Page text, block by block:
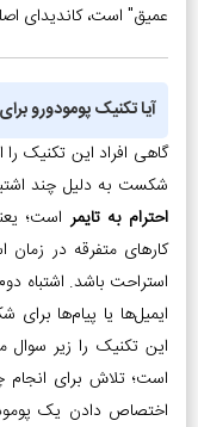
عمیق" است، کاندیدای
آیا تکنیک پومودورو
گاهی افراد این تکنیک
شکست به دلیل چند
احترام به تایمراست؛
استراحت باشد. اشتباه
ایمیل‌ها یا پیام‌ها
این تکنیک را زیر سوال
است؛ تلاش برای